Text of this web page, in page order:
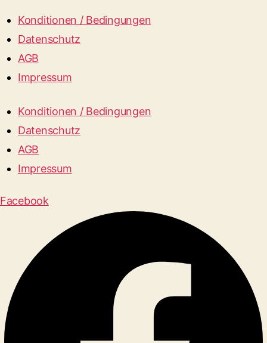
Konditionen / Bedingungen
Datenschutz
AGB
Impressum
Konditionen / Bedingungen
Datenschutz
AGB
Impressum
Facebook